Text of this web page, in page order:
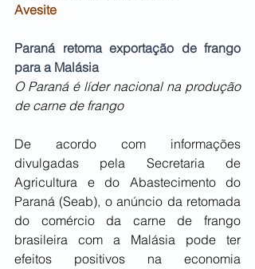
Avesite
Paraná retoma exportação de frango
para a Malásia
O Paraná é líder nacional na produção
de carne de frango
De acordo com informações
divulgadas pela Secretaria de
Agricultura e do Abastecimento do
Paraná (Seab), o anúncio da retomada
do comércio da carne de frango
brasileira com a Malásia pode ter
efeitos positivos na economia